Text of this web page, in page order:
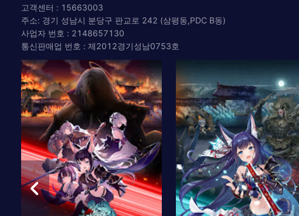
고객센터 : 15663003
주소: 경기 성남시 분당구 판교로 242 (삼평동,PDC B동)
사업자 번호 : 2148657130
통신판매업 번호 : 제2012경기성남0753호